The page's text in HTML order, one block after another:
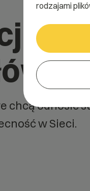
chcą odnosić
w Sieci.
rodzajami